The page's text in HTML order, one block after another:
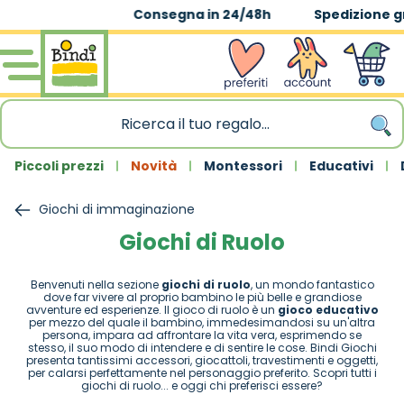
Spedizione gratuita|sopra 59,90€
Salta al contenuto
wishlist Account Carrello
Piccoli prezzi Novità Montessori Educativi
Giochi di immaginazione
Giochi di Ruolo
Benvenuti nella sezione giochi di ruolo, un mondo fantastico
dove far vivere al proprio bambino le più belle e grandiose
avventure ed esperienze. Il gioco di ruolo è un gioco educativo
per mezzo del quale il bambino, immedesimandosi su un'altra
persona, impara ad affrontare la vita vera, esprimendo se
stesso, il suo modo di intendere e di sentire le cose. Bindi Giochi
presenta tantissimi accessori, giocattoli, travestimenti e oggetti,
per calarsi perfettamente nel personaggio preferito. Scopri tutti i
giochi di ruolo... e oggi chi preferisci essere?